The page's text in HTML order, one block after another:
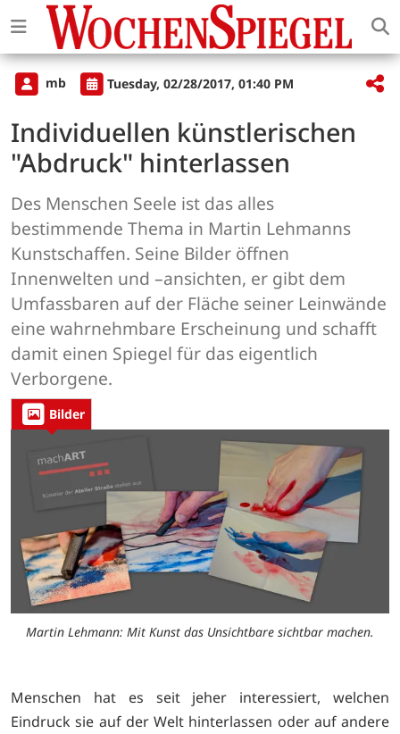
mb Tuesday, 02/28/2017, 01:40 PM
Individuellen künstlerischen
"Abdruck" hinterlassen
Des Menschen Seele ist das alles
bestimmende Thema in Martin Lehmanns
Kunstschaffen. Seine Bilder öffnen
Innenwelten und –ansichten, er gibt dem
Umfassbaren auf der Fläche seiner Leinwände
eine wahrnehmbare Erscheinung und schafft
damit einen Spiegel für das eigentlich
Verborgene.
Bilder
Martin Lehmann: Mit Kunst das Unsichtbare sichtbar machen.
Menschen hat es seit jeher interessiert, welchen
Eindruck sie auf der Welt hinterlassen oder auf andere